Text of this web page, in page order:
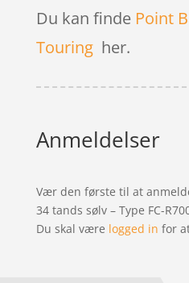
Du kan finde Point
Touringher.
Anmeldelser
Vær den første til at
34 tands sølv – Type FC-
Du skal være logged in for